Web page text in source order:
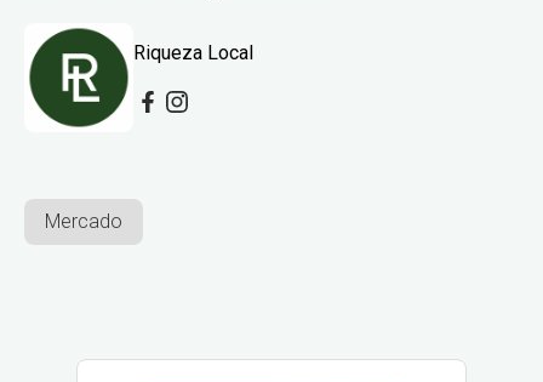
Riqueza Local
Mercado